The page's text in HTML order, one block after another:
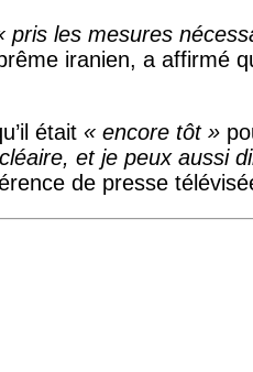
pris les mesures
iranien, a affirmé
était « encore tôt »
et je peux aussi
de presse